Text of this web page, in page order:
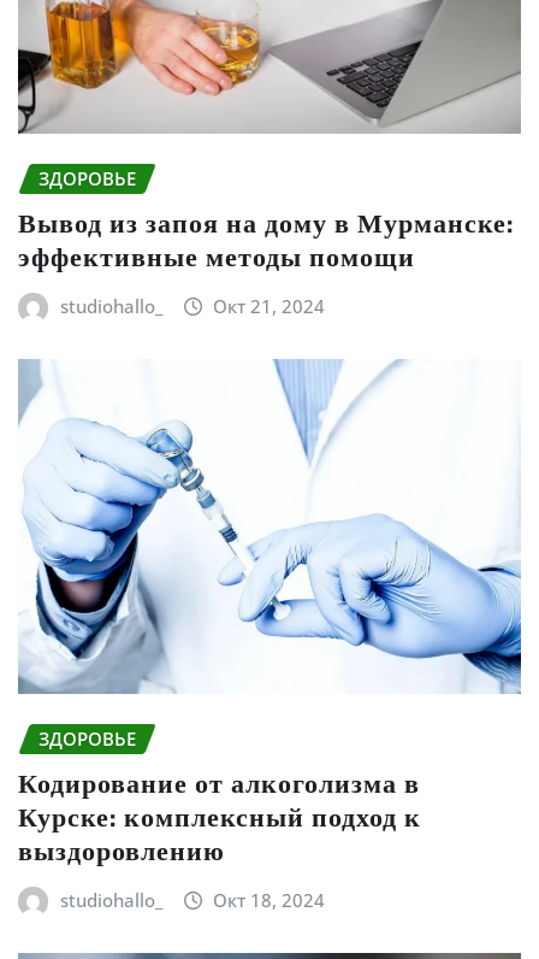
ЗДОРОВЬЕ
Вывод из запоя на дому в Мурманске:
эффективные методы помощи
studiohallo_ Окт 21, 2024
ЗДОРОВЬЕ
Кодирование от алкоголизма в
Курске: комплексный подход к
выздоровлению
studiohallo_ Окт 18, 2024